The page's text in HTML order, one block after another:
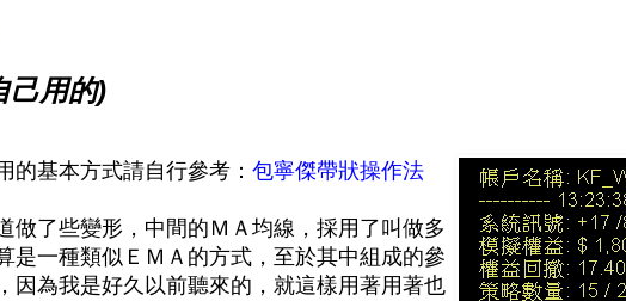
己用的)
的基本方式請自行參考： 包寧傑帶狀操作法
做了些變形，中間的ＭＡ均線，採用了叫做多
是一種類似ＥＭＡ的方式，至於其中組成的參
因為我是好久以前聽來的，就這樣用著用著也